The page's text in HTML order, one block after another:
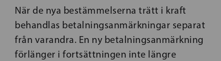
När de nya bestämmelserna trätt i kraft
behandlas betalningsanmärkningar separat
från varandra. En ny betalningsanmärkning
förlänger i fortsättningen inte längre